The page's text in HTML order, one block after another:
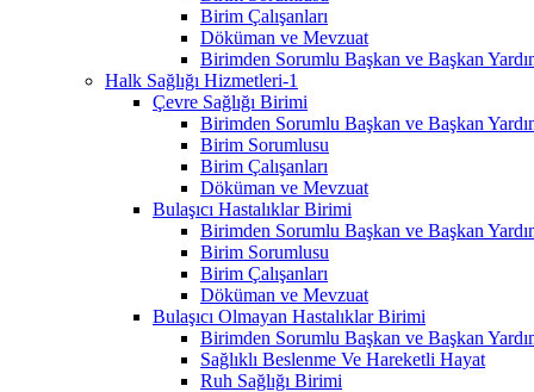
Birim Çalışanları
Döküman ve Mevzuat
Birimden Sorumlu Başkan ve Başkan
Halk Sağlığı Hizmetleri-1
Çevre Sağlığı Birimi
Birimden Sorumlu Başkan ve Başkan
Birim Sorumlusu
Birim Çalışanları
Döküman ve Mevzuat
Bulaşıcı Hastalıklar Birimi
Birimden Sorumlu Başkan ve Başkan
Birim Sorumlusu
Birim Çalışanları
Döküman ve Mevzuat
Bulaşıcı Olmayan Hastalıklar Birimi
Birimden Sorumlu Başkan ve Başkan
Sağlıklı Beslenme Ve Hareketli Hayat
Ruh Sağlığı Birimi